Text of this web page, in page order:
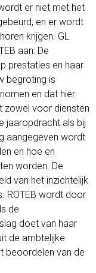
er niet met het
en er wordt
krijgen. GL
aan: De
prestaties en haar
begroting is
en dat hier
zowel voor diensten
jaaropdracht als bij
aangegeven wordt
en hoe en
worden. De
van het inzichtelijk
ROTEB wordt door
de
doet van haar
de ambtelijke
beoordelen van de